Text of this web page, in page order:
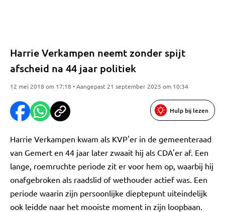
Harrie Verkampen neemt zonder spijt
afscheid na 44 jaar politiek
12 mei 2018 om 17:18 • Aangepast 21 september 2025 om 10:34
Hulp bij lezen
Harrie Verkampen kwam als KVP'er in de gemeenteraad
van Gemert en 44 jaar later zwaait hij als CDA'er af. Een
lange, roemruchte periode zit er voor hem op, waarbij hij
onafgebroken als raadslid of wethouder actief was. Een
periode waarin zijn persoonlijke dieptepunt uiteindelijk
ook leidde naar het mooiste moment in zijn loopbaan.